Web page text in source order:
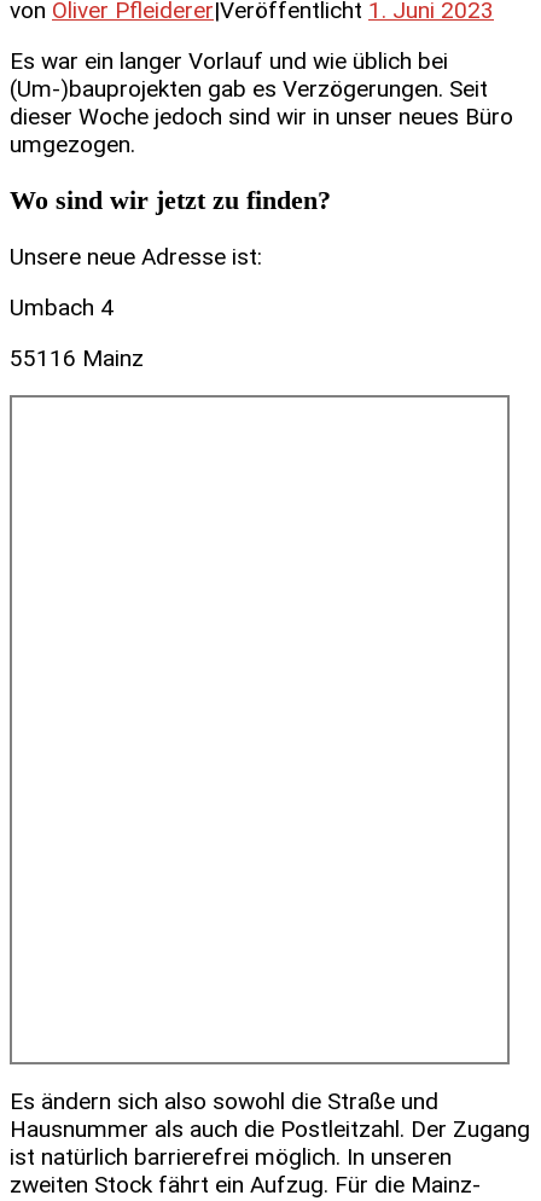
von Oliver Pfleiderer|Veröffentlicht 1. Juni 2023
Es war ein langer Vorlauf und wie üblich bei
(Um-)bauprojekten gab es Verzögerungen. Seit
dieser Woche jedoch sind wir in unser neues Büro
umgezogen.
Wo sind wir jetzt zu finden?
Unsere neue Adresse ist:
Umbach 4
55116 Mainz
Es ändern sich also sowohl die Straße und
Hausnummer als auch die Postleitzahl. Der Zugang
ist natürlich barrierefrei möglich. In unseren
zweiten Stock fährt ein Aufzug. Für die Mainz-